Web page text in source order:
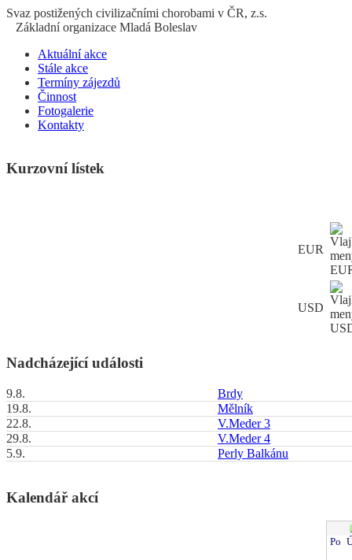
Svaz postižených civilizačními chorobami v ČR, z.s.
Základní organizace Mladá Boleslav
Aktuální akce
Stále akce
Termíny zájezdů
Činnost
Fotogalerie
Kontakty
Kurzovní lístek
EUR
USD
Nadcházející události
9.8.
Brdy
19.8.
Mělník
22.8.
V.Meder 3
29.8.
V.Meder 4
5.9.
Perly Balkánu
Kalendář akcí
Po